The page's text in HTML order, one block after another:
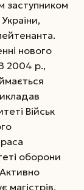
заступником
нового
2004 р.,
Військ
оборони
магістрів,